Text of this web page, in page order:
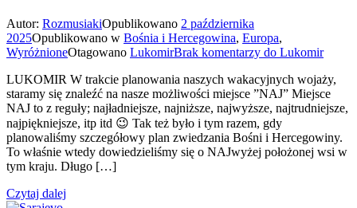
Autor: RozmusiakiOpublikowano 2 października
2025Opublikowano w Bośnia i Hercegowina, Europa,
WyróżnioneOtagowano LukomirBrak komentarzy do Lukomir
LUKOMIR W trakcie planowania naszych wakacyjnych wojaży,
staramy się znaleźć na nasze możliwości miejsce ”NAJ” Miejsce
NAJ to z reguły; najładniejsze, najniższe, najwyższe, najtrudniejsze,
najpiękniejsze, itp itd 😉 Tak też było i tym razem, gdy
planowaliśmy szczegółowy plan zwiedzania Bośni i Hercegowiny.
To właśnie wtedy dowiedzieliśmy się o NAJwyżej położonej wsi w
tym kraju. Długo […]
Czytaj dalej